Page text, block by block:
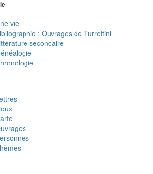
vie
: Ouvrages de Turrettini
secondaire